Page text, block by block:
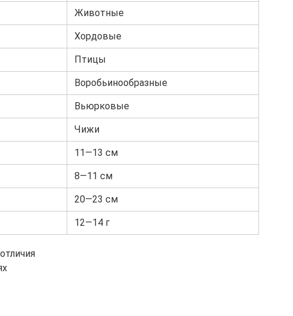
Животные
Хордовые
Птицы
Воробьинообразные
Вьюрковые
Чижи
11—13 см
8—11 см
20—23 см
12—14 г